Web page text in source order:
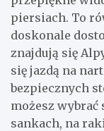
piersiach. To
doskonale
znajdują się
się jazdą na
bezpiecznych
możesz wybrać
sankach, na